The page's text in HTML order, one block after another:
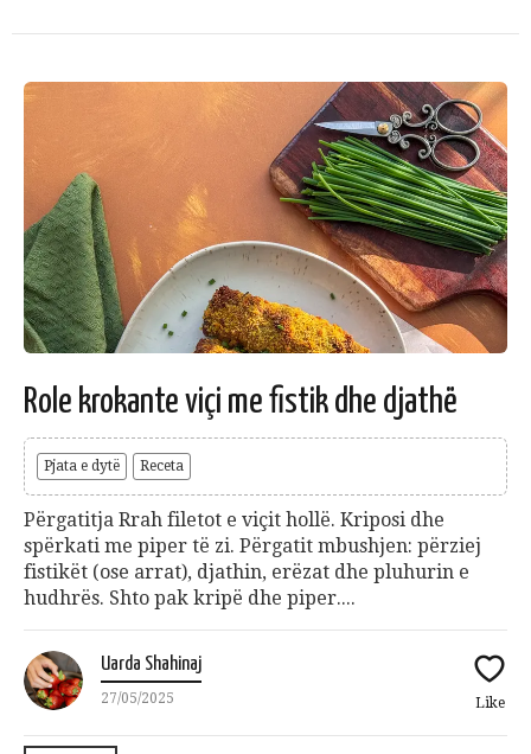
Role krokante viçi me fistik dhe djathë
Pjata e dytë Receta
Përgatitja Rrah filetot e viçit hollë. Kriposi dhe
spërkati me piper të zi. Përgatit mbushjen: përziej
fistikët (ose arrat), djathin, erëzat dhe pluhurin e
hudhrës. Shto pak kripë dhe piper....
Uarda Shahinaj
27/05/2025 Like